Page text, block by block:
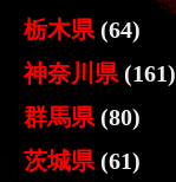
栃木県 (64)
神奈川県 (161)
群馬県 (80)
茨城県 (61)